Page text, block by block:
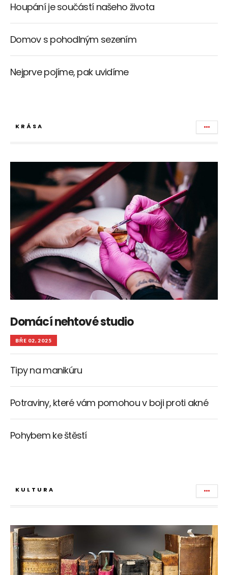
Houpání je součástí našeho života
Domov s pohodlným sezením
Nejprve pojíme, pak uvidíme
KRÁSA
Domácí nehtové studio
BŘE 02, 2025
Tipy na manikúru
Potraviny, které vám pomohou v boji proti akné
Pohybem ke štěstí
KULTURA